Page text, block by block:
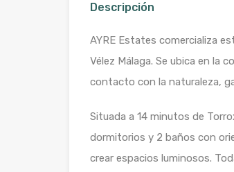
Descripción
AYRE Estates comercializa
Vélez Málaga. Se ubica en la
contacto con la naturaleza,
Situada a 14 minutos de
dormitorios y 2 baños con
crear espacios luminosos.